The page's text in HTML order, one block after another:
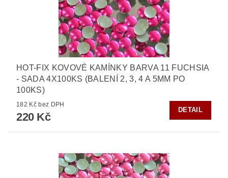
HOT-FIX KOVOVÉ KAMÍNKY BARVA 11 FUCHSIA
- SADA 4X100KS (BALENÍ 2, 3, 4 A 5MM PO
100KS)
182 Kč bez DPH
220 Kč
DETAIL